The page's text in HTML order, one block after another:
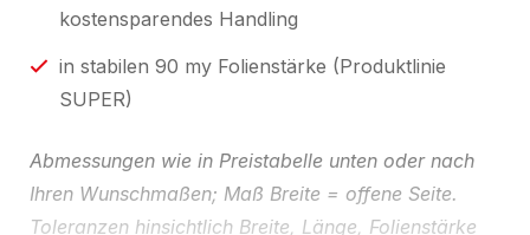
kostensparendes Handling
in stabilen 90 my Folienstärke (Produktlinie
SUPER)
Abmessungen wie in Preistabelle unten oder nach
Ihren Wunschmaßen; Maß Breite = offene Seite.
Toleranzen hinsichtlich Breite, Länge, Folienstärke